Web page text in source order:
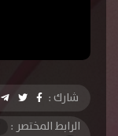
شارك :
الرابط المختصر :